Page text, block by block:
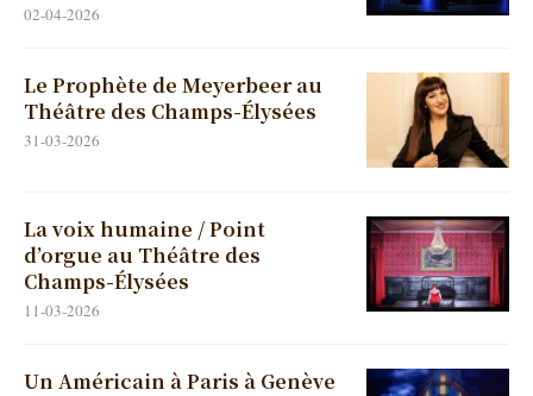
02-04-2026
Le Prophète de Meyerbeer au
Théâtre des Champs-Élysées
31-03-2026
La voix humaine / Point
d’orgue au Théâtre des
Champs-Élysées
11-03-2026
Un Américain à Paris à Genève